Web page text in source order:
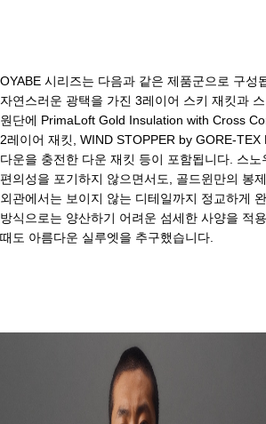
OYABE 시리즈는 다음과 같은 제품군으로 구성
자연스러운 광택을 가진 3레이어 스키 재킷과
원단에 PrimaLoft Gold Insulation with Cross
2레이어 재킷, WIND STOPPER by GORE-TEX
다운을 충전한 다운 재킷 등이 포함됩니다. 스
편의성을 포기하지 않으면서도, 골드윈만의 봉
외관에서는 보이지 않는 디테일까지 정교하게
방식으로는 양산하기 어려운 섬세한 사양을 적
때도 아름다운 실루엣을 추구했습니다.